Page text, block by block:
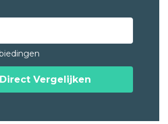
Direct Vergelijken